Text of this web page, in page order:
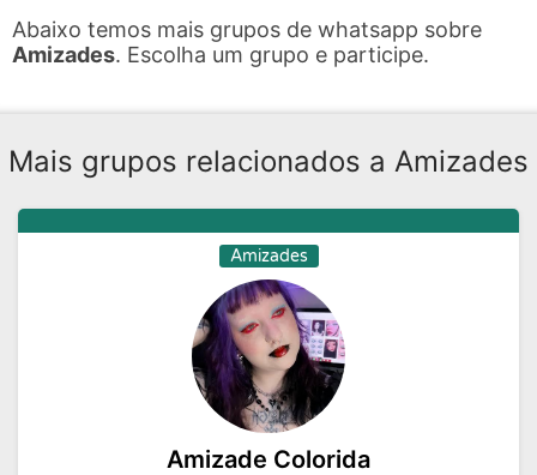
Abaixo temos mais grupos de whatsapp sobre
Amizades. Escolha um grupo e participe.
Mais grupos relacionados a Amizades
Amizades
Amizade Colorida